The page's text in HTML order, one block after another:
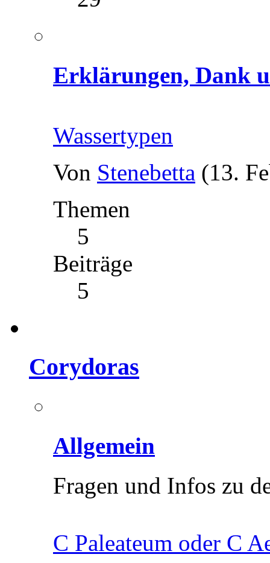
Erklärungen, Dank
Wassertypen
Von Stenebetta (13.
Themen
5
Beiträge
5
Corydoras
Allgemein
Fragen und Infos zu
C Paleateum oder C